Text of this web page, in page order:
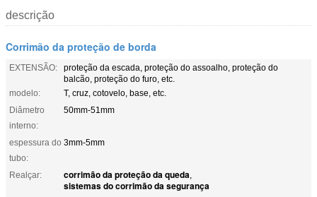
descrição
Corrimão da proteção de borda
EXTENSÃO:
proteção da escada, proteção do assoalho, proteção do
balcão, proteção do furo, etc.
modelo:
T, cruz, cotovelo, base, etc.
Diâmetro
interno:
50mm-51mm
espessura do
tubo:
3mm-5mm
Realçar: corrimão da proteção da queda,
sistemas do corrimão da segurança